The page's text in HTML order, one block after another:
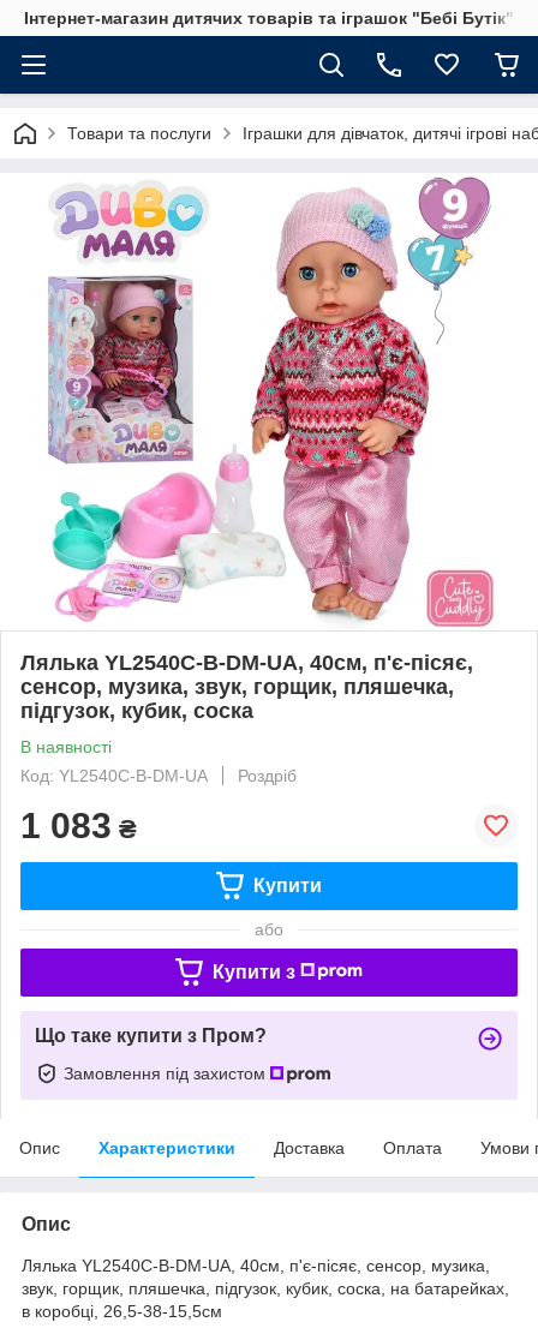
Інтернет-магазин дитячих товарів та іграшок "Бебі Бутік"
Товари та послуги Іграшки для дівчаток, дитячі ігрові
Лялька YL2540C-B-DM-UA, 40см, п'є-пісяє,
сенсор, музика, звук, горщик, пляшечка,
підгузок, кубик, соска
В наявності
Код: YL2540C-B-DM-UA
Роздріб
1 083 ₴
Купити
або
Купити з
Що таке купити з Пром?
Замовлення під захистом
Опис Характеристики Доставка Оплата Умови
Опис
Лялька YL2540C-B-DM-UA, 40см, п'є-пісяє, сенсор, музика,
звук, горщик, пляшечка, підгузок, кубик, соска, на батарейках,
в коробці, 26,5-38-15,5см